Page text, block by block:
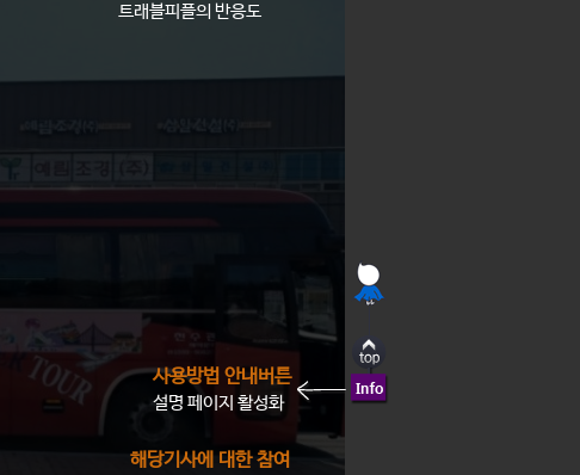
트래블피플의 반응도
사용방법 안내버튼
설명 페이지 활성화
해당기사에 대한 참여